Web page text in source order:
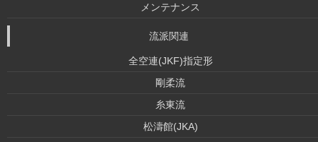
メンテナンス
流派関連
全空連(JKF)指定形
剛柔流
糸東流
松濤館(JKA)